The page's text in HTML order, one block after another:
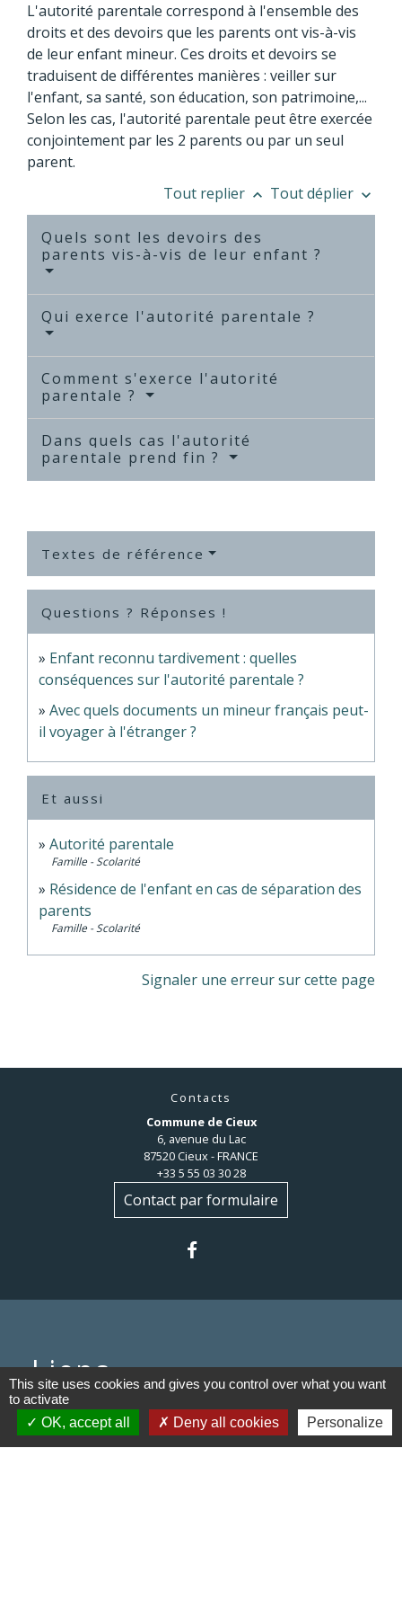
L'autorité parentale correspond à l'ensemble des
droits et des devoirs que les parents ont vis-à-vis
de leur enfant mineur. Ces droits et devoirs se
traduisent de différentes manières : veiller sur
l'enfant, sa santé, son éducation, son patrimoine,...
Selon les cas, l'autorité parentale peut être exercée
conjointement par les 2 parents ou par un seul
parent.
Tout replier keyboard_arrow_up Tout déplier keyboard_arrow_down
Quels sont les devoirs des
parents vis-à-vis de leur enfant ?
Qui exerce l'autorité parentale ?
Comment s'exerce l'autorité
parentale ?
Dans quels cas l'autorité
parentale prend fin ?
Textes de référence
Questions ? Réponses !
Enfant reconnu tardivement : quelles
conséquences sur l'autorité parentale ?
Avec quels documents un mineur français peut-
il voyager à l'étranger ?
Et aussi
Autorité parentale
Famille - Scolarité
Résidence de l'enfant en cas de séparation des
parents
Famille - Scolarité
Signaler une erreur sur cette page
Contacts
Commune de Cieux
6, avenue du Lac
87520 Cieux - FRANCE
+33 5 55 03 30 28
Contact par formulaire
Liens
Communauté de communes du
Haut Limousin
This site uses cookies and gives you control over what you want
to activate
OK, accept all
Deny all cookies Personalize